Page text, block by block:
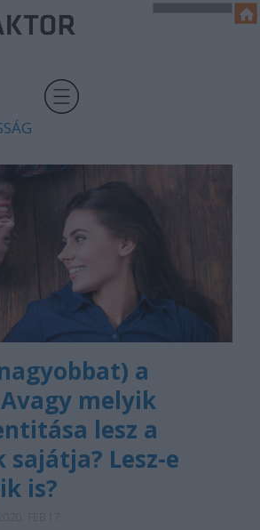
a
melyik
lesz a
sajátja? Lesz-e
is?